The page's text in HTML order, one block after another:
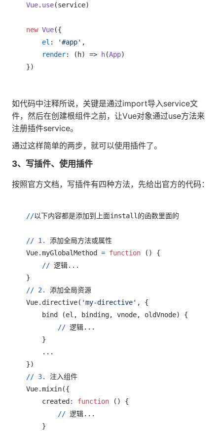
Vue. use(service)
new Vue({
el : '#app' ,
render: ( h) => h(App)
})
如代码中注释所说，关键是通过import导入service文
件，然后在创建根组件之前，让Vue对象通过use方法来
注册插件service。
通过这样简单的两步，就可以使用插件了。
3、写插件、使用插件
按照官方文档，写插件有四种方法，先给出官方的代码：
//以下内容都是添加到上面install的函数里面的
// 1.
添加全局方法或属性
Vue.myGlobalMethod = function ( )
{
//
}
// 2.
添加全局资源
Vue.directive( 'my-directive' ,
{
    bind
(el , binding, vnode, oldVnode)
{
// 逻辑...
}
})
// 3.
注入组件
Vue.mixin({
    created
: function ( )
{
// 逻辑...
}